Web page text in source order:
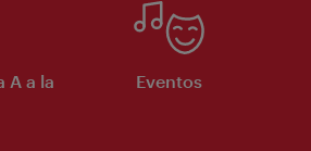
A a la
Eventos